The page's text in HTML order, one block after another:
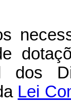
dos
Lei